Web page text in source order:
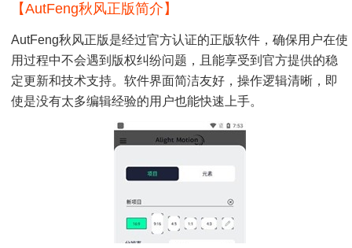
【AutFeng秋风正版简介】
AutFeng秋风正版是经过官方认证的正版软件，确保用户在使
用过程中不会遇到版权纠纷问题，且能享受到官方提供的稳
定更新和技术支持。软件界面简洁友好，操作逻辑清晰，即
使是没有太多编辑经验的用户也能快速上手。